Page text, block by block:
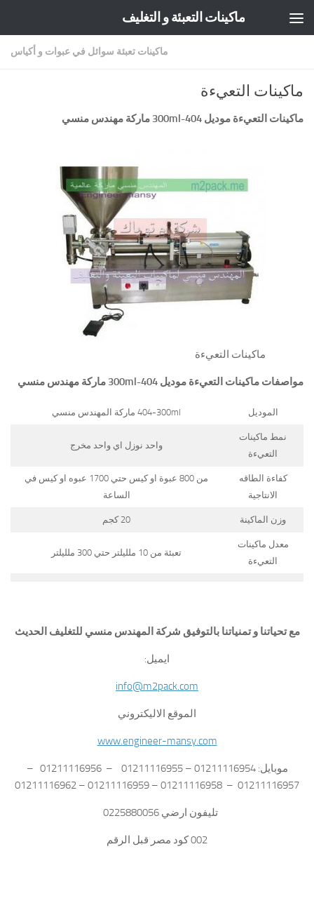
ماكينات التعبئة و التغليف
ماكينات تعبئة سوائل في عبوات و أكياس
ماكينات التعيءة
ماكينات التعيءة موديل ماركة مهندس منسي
ماكينات التعيءة
مواصفات ماكينات التعيءة موديل 404-300ml ماركة مهندس منسي
الموديل 404-300ml ماركة المهندس منسي
نمط ماكينات
التعيءة
واحد نوزل اي واحد مخرج
كفاءة الطاقه
الانتاجية
من 800 عبوة او كيس حتي 1700 عبوه او كيس في
الساعة
وزن الماكينة 20 كجم
معدل ماكينات
التعيءة
تعبئة من 10 ملليلتر حتي 300 ملليلتر
مع تحياتنا و تمنياتنا بالتوفيق شركة المهندس منسي للتغليف الحديث
ايميل:
info@m2pack.com
الموقع الاليكتروني
www.engineer-mansy.com
موبايل: 01211116954 – 01211116955 – 01211116956 –
01211116957 – 01211116958 – 01211116959 – 01211116962
تليفون ارضي 0225880056
002 كود مصر قبل الرقم